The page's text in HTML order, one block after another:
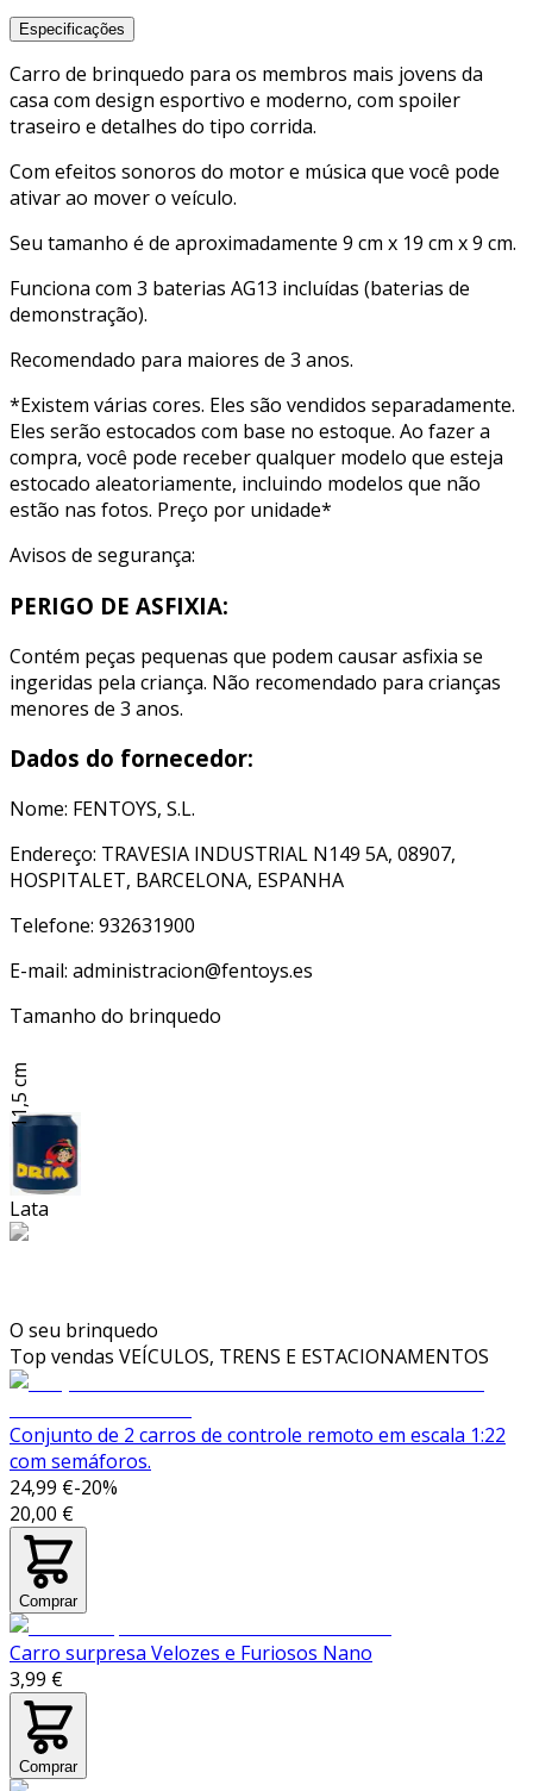
Especificações
Carro de brinquedo para os membros mais jovens da
casa com design esportivo e moderno, com spoiler
traseiro e detalhes do tipo corrida.
Com efeitos sonoros do motor e música que você pode
ativar ao mover o veículo.
Seu tamanho é de aproximadamente 9 cm x 19 cm x 9 cm.
Funciona com 3 baterias AG13 incluídas (baterias de
demonstração).
Recomendado para maiores de 3 anos.
*Existem várias cores. Eles são vendidos separadamente.
Eles serão estocados com base no estoque. Ao fazer a
compra, você pode receber qualquer modelo que esteja
estocado aleatoriamente, incluindo modelos que não
estão nas fotos. Preço por unidade*
Avisos de segurança:
PERIGO DE ASFIXIA:
Contém peças pequenas que podem causar asfixia se
ingeridas pela criança. Não recomendado para crianças
menores de 3 anos.
Dados do fornecedor:
Nome: FENTOYS, S.L.
Endereço: TRAVESIA INDUSTRIAL N149 5A, 08907,
HOSPITALET, BARCELONA, ESPANHA
Telefone: 932631900
E-mail: administracion@fentoys.es
Tamanho do brinquedo
11,5 cm
Lata
O seu brinquedo
Top vendas VEÍCULOS, TRENS E ESTACIONAMENTOS
Conjunto de 2 carros de controle remoto em escala 1:22
com semáforos.
24,99 €-20%
20,00 €
Comprar
Carro surpresa Velozes e Furiosos Nano
3,99 €
Comprar